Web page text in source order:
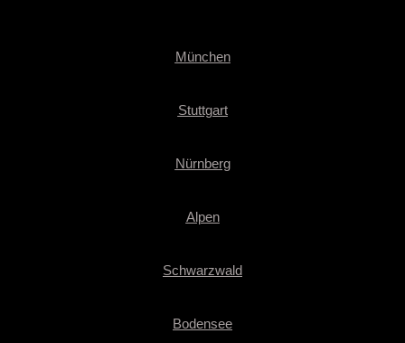
München
Stuttgart
Nürnberg
Alpen
Schwarzwald
Bodensee